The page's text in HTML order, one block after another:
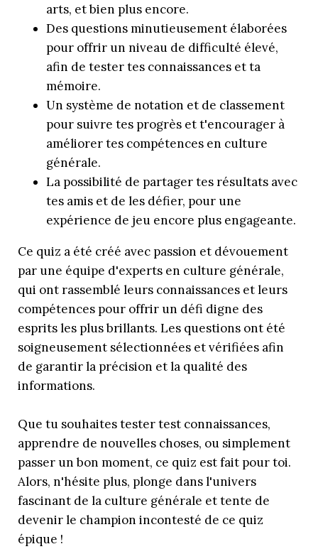
arts, et bien plus encore.
Des questions minutieusement élaborées
pour offrir un niveau de difficulté élevé,
afin de tester tes connaissances et ta
mémoire.
Un système de notation et de classement
pour suivre tes progrès et t'encourager à
améliorer tes compétences en culture
générale.
La possibilité de partager tes résultats avec
tes amis et de les défier, pour une
expérience de jeu encore plus engageante.
Ce quiz a été créé avec passion et dévouement
par une équipe d'experts en culture générale,
qui ont rassemblé leurs connaissances et leurs
compétences pour offrir un défi digne des
esprits les plus brillants. Les questions ont été
soigneusement sélectionnées et vérifiées afin
de garantir la précision et la qualité des
informations.
Que tu souhaites tester test connaissances,
apprendre de nouvelles choses, ou simplement
passer un bon moment, ce quiz est fait pour toi.
Alors, n'hésite plus, plonge dans l'univers
fascinant de la culture générale et tente de
devenir le champion incontesté de ce quiz
épique !